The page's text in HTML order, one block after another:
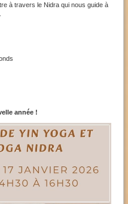
à travers le Nidra qui nous guide à
année !